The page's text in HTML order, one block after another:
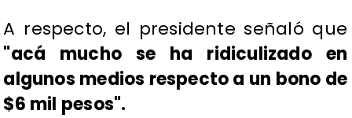
A respecto, el presidente señaló que
"acá mucho se ha ridiculizado en
algunos medios respecto a un bono de
$6 mil pesos".